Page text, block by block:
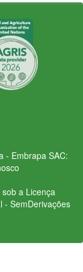
- Embrapa SAC:
a Licença
- SemDerivações